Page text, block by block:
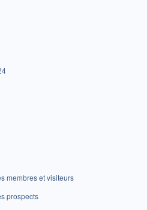
membres et visiteurs
prospects